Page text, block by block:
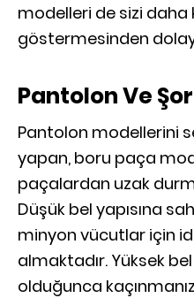
modelleri de sizi daha
göstermesinden
Pantolon Ve
Pantolon modellerini
yapan, boru paça
paçalardan uzak
Düşük bel yapısına
minyon vücutlar için
almaktadır. Yüksek
olduğunca